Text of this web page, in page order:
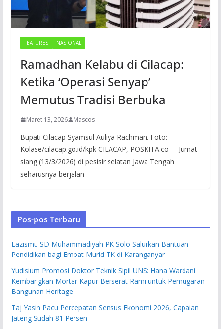
FEATURES NASIONAL
Ramadhan Kelabu di Cilacap:
Ketika ‘Operasi Senyap’
Memutus Tradisi Berbuka
Maret 13, 2026 Mascos
Bupati Cilacap Syamsul Auliya Rachman. Foto:
Kolase/cilacap.go.id/kpk CILACAP, POSKITA.co – Jumat
siang (13/3/2026) di pesisir selatan Jawa Tengah
seharusnya berjalan
Pos-pos Terbaru
Lazismu SD Muhammadiyah PK Solo Salurkan Bantuan
Pendidikan bagi Empat Murid TK di Karanganyar
Yudisium Promosi Doktor Teknik Sipil UNS: Hana Wardani
Kembangkan Mortar Kapur Berserat Rami untuk Pemugaran
Bangunan Heritage
Taj Yasin Pacu Percepatan Sensus Ekonomi 2026, Capaian
Jateng Sudah 81 Persen